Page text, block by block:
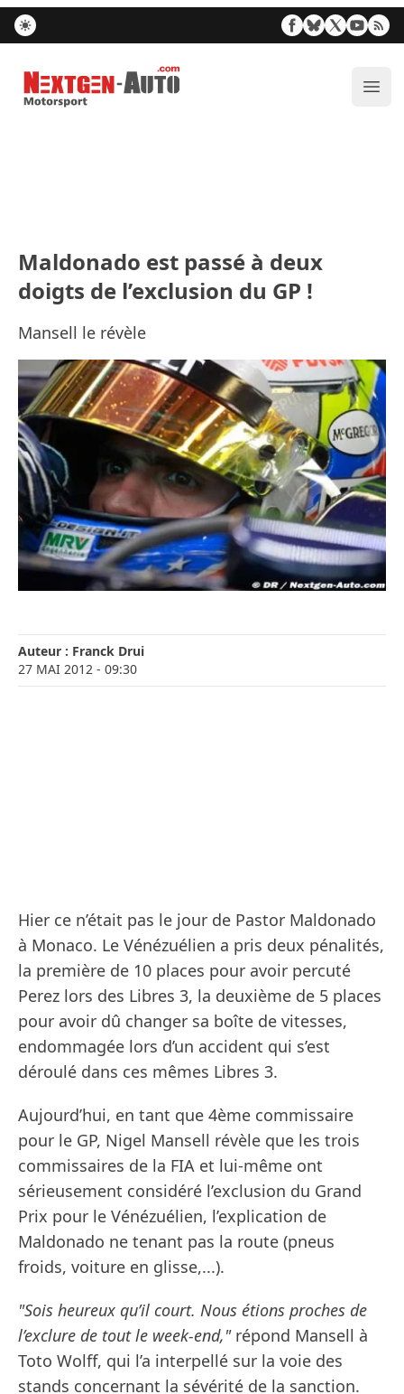
Nextgen-Auto.com
Maldonado est passé à deux
doigts de l’exclusion du GP !
Mansell le révèle
Auteur : Franck Drui
27 MAI 2012 - 09:30
Hier ce n’était pas le jour de Pastor Maldonado
à Monaco. Le Vénézuélien a pris deux pénalités,
la première de 10 places pour avoir percuté
Perez lors des Libres 3, la deuxième de 5 places
pour avoir dû changer sa boîte de vitesses,
endommagée lors d’un accident qui s’est
déroulé dans ces mêmes Libres 3.
Aujourd’hui, en tant que 4ème commissaire
pour le GP, Nigel Mansell révèle que les trois
commissaires de la FIA et lui-même ont
sérieusement considéré l’exclusion du Grand
Prix pour le Vénézuélien, l’explication de
Maldonado ne tenant pas la route (pneus
froids, voiture en glisse,...).
"Sois heureux qu’il court. Nous étions proches de
l’exclure de tout le week-end,"répond Mansell à
Toto Wolff, qui l’a interpellé sur la voie des
stands concernant la sévérité de la sanction.